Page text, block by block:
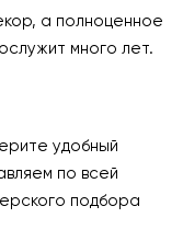
а полноценное
много лет.
удобный
по всей
подбора